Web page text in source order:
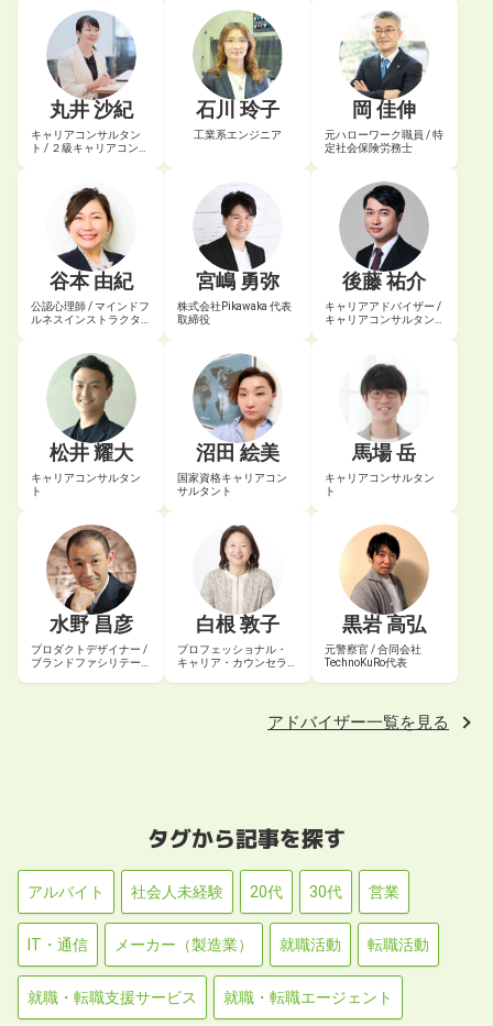
丸井 沙紀
キャリアコンサルタン
ト / ２級キャリアコンサ
石川 玲子
工業系エンジニア
岡 佳伸
元ハローワーク職員 / 特
定社会保険労務士
谷本 由紀
公認心理師 / マインドフ
ルネスインストラクタ
宮嶋 勇弥
株式会社Pikawaka 代表
取締役
後藤 祐介
キャリアアドバイザー /
キャリアコンサルタン
松井 耀大
キャリアコンサルタン
ト
沼田 絵美
国家資格キャリアコン
サルタント
馬場 岳
キャリアコンサルタン
ト
水野 昌彦
プロダクトデザイナー /
ブランドファシリテー
白根 敦子
プロフェッショナル・
キャリア・カウンセラ
黒岩 高弘
元警察官 / 合同会社
TechnoKuRo代表
アドバイザー一覧を見る
タグから記事を探す
アルバイト 社会人未経験 20代 30代 営業
IT・通信 メーカー（製造業） 就職活動 転職活動
就職・転職支援サービス 就職・転職エージェント